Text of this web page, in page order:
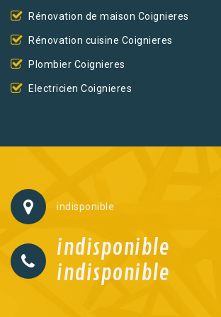
Rénovation de maison Coignieres
Rénovation cuisine Coignieres
Plombier Coignieres
Electricien Coignieres
indisponible
indisponible
indisponible